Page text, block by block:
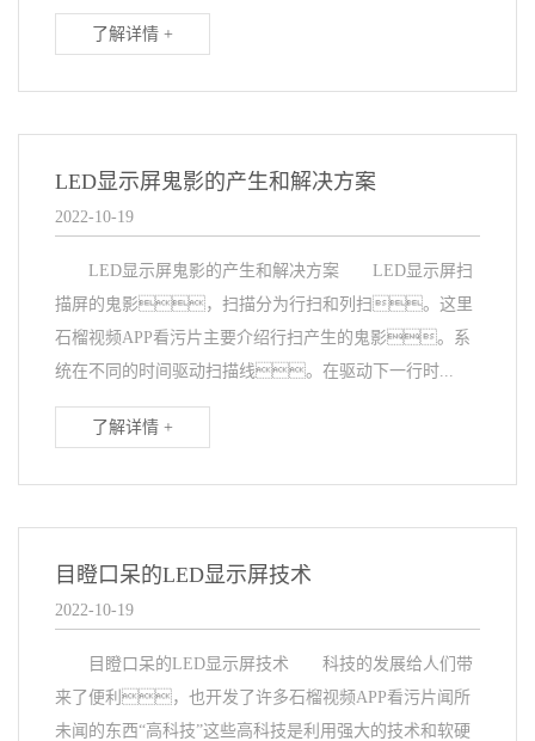
了解详情 +
LED显示屏鬼影的产生和解决方案
2022-10-19
LED显示屏鬼影的产生和解决方案 LED显示屏扫
描屏的鬼影，扫描分为行扫和列扫。这里
石榴视频APP看污片主要介绍行扫产生的鬼影。系
统在不同的时间驱动扫描线。在驱动下一行时...
了解详情 +
目瞪口呆的LED显示屏技术
2022-10-19
目瞪口呆的LED显示屏技术 科技的发展给人们带
来了便利，也开发了许多石榴视频APP看污片闻所
未闻的东西“高科技”这些高科技是利用强大的技术和软硬